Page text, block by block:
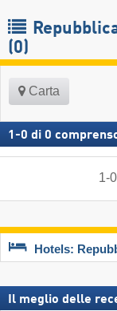
(0)
Carta
1 -0 di 0
1-0
Hotels:
Il meglio delle